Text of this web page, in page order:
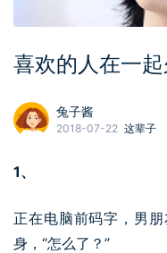
喜欢的人在一
兔子酱
2018-07-22 这辈子
1、
正在电脑前码字，男
身，“怎么了？”